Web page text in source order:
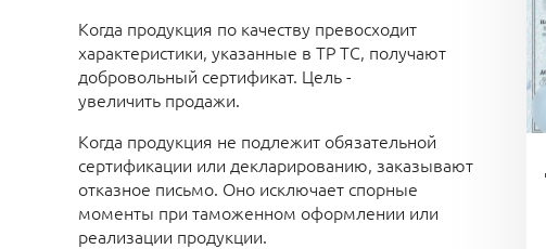
Когда продукция по качеству превосходит
характеристики, указанные в ТР ТС, получают
добровольный сертификат. Цель -
увеличить продажи.
Когда продукция не подлежит обязательной
сертификации или декларированию, заказывают
отказное письмо. Оно исключает спорные
моменты при таможенном оформлении или
реализации продукции.